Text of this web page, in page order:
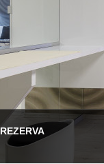
REZERVA